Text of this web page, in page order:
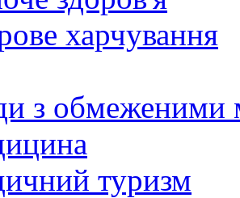
харчування
з обмеженими
туризм